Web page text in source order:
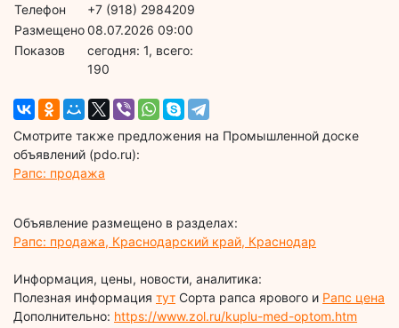
Телефон
+7 (918) 2984209
Размещено08.07.2026 09:00
Показов
cегодня: 1, всего:
190
Смотрите также предложения на Промышленной доске
объявлений (pdo.ru):
Рапс: продажа
Объявление размещено в разделах:
Рапс: продажа, Краснодарский край, Краснодар
Информация, цены, новости, аналитика:
Полезная информация тут Сорта рапса ярового и Рапс цена
Дополнительно: https://www.zol.ru/kuplu-med-optom.htm